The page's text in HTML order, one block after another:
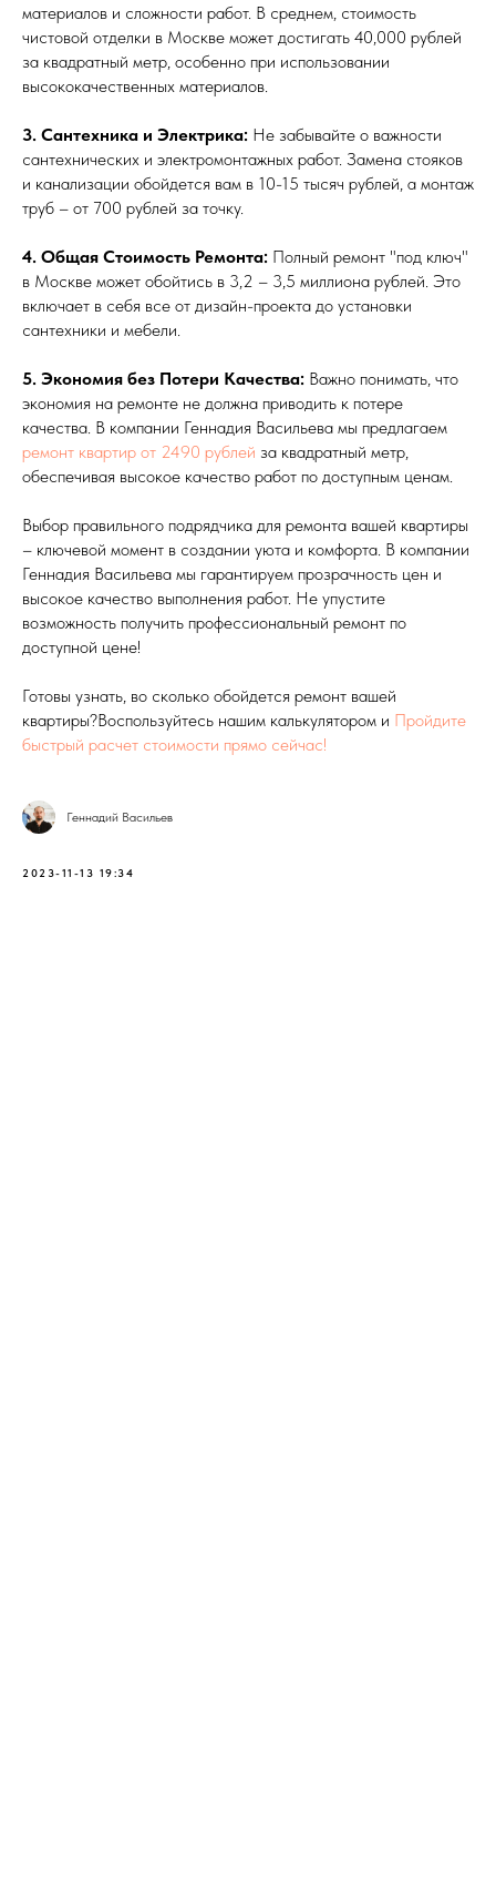
материалов и сложности работ. В среднем, стоимость
чистовой отделки в Москве может достигать 40,000 рублей
за квадратный метр, особенно при использовании
высококачественных материалов.
3. Сантехника и Электрика: Не забывайте о важности
сантехнических и электромонтажных работ. Замена стояков
и канализации обойдется вам в 10-15 тысяч рублей, а монтаж
труб – от 700 рублей за точку.
4. Общая Стоимость Ремонта: Полный ремонт "под ключ"
в Москве может обойтись в 3,2 – 3,5 миллиона рублей. Это
включает в себя все от дизайн-проекта до установки
сантехники и мебели.
5. Экономия без Потери Качества: Важно понимать, что
экономия на ремонте не должна приводить к потере
качества. В компании Геннадия Васильева мы предлагаем
ремонт квартир от 2490 рублей за квадратный метр,
обеспечивая высокое качество работ по доступным ценам.
Выбор правильного подрядчика для ремонта вашей квартиры
– ключевой момент в создании уюта и комфорта. В компании
Геннадия Васильева мы гарантируем прозрачность цен и
высокое качество выполнения работ. Не упустите
возможность получить профессиональный ремонт по
доступной цене!
Готовы узнать, во сколько обойдется ремонт вашей
квартиры?Воспользуйтесь нашим калькулятором и Пройдите
быстрый расчет стоимости прямо сейчас!
Геннадий Васильев
2023-11-13 19:34